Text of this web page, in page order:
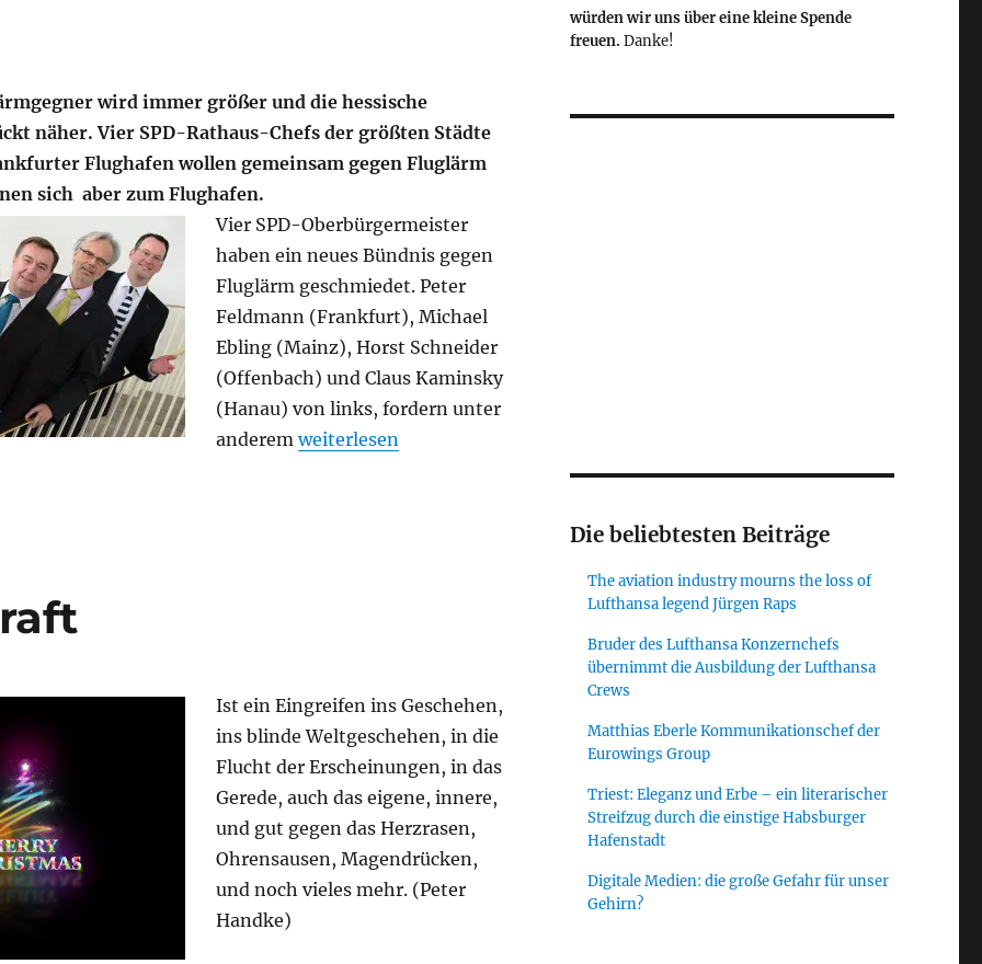
wird immer größer und die hessische
näher. Vier SPD-Rathaus-Chefs der größten Städte
Flughafen wollen gemeinsam gegen Fluglärm
sich aber zum Flughafen.
Vier SPD-Oberbürgermeister
haben ein neues Bündnis gegen
Fluglärm geschmiedet. Peter
Feldmann (Frankfurt), Michael
Ebling (Mainz), Horst Schneider
(Offenbach) und Claus Kaminsky
(Hanau) von links, fordern unter
anderem„Oberbürgermeister formieren sich gegen Fluglärm“
weiterlesen
Ist ein Eingreifen ins Geschehen,
ins blinde Weltgeschehen, in die
Flucht der Erscheinungen, in das
Gerede, auch das eigene, innere,
und gut gegen das Herzrasen,
Ohrensausen, Magendrücken,
und noch vieles mehr. (Peter
Handke)
würden wir uns über eine kleine Spende
freuen. Danke!
Die beliebtesten Beiträge
The aviation industry mourns the loss of
Lufthansa legend Jürgen Raps
Bruder des Lufthansa Konzernchefs
übernimmt die Ausbildung der Lufthansa
Crews
Matthias Eberle Kommunikationschef der
Eurowings Group
Triest: Eleganz und Erbe – ein literarischer
Streifzug durch die einstige Habsburger
Hafenstadt
Digitale Medien: die große Gefahr für unser
Gehirn?